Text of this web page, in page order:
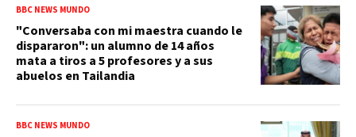
BBC NEWS MUNDO
"Conversaba con mi maestra cuando le
dispararon": un alumno de 14 años
mata a tiros a 5 profesores y a sus
abuelos en Tailandia
BBC NEWS MUNDO